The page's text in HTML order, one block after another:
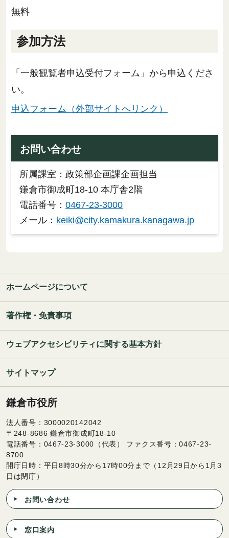
無料
参加方法
「一般観覧者申込受付フォーム」から申込くださ
い。
申込フォーム（外部サイトへリンク）
お問い合わせ
所属課室：政策部企画課企画担当
鎌倉市御成町18-10 本庁舎2階
電話番号： 0467-23-3000
メール： keiki@city.kamakura.kanagawa.jp
ホームページについて
著作権・免責事項
ウェブアクセシビリティに関する基本方針
サイトマップ
鎌倉市役所
法人番号：3000020142042
〒248-8686 鎌倉市御成町18-10
電話番号：0467-23-3000（代表） ファクス番号：0467-23-
8700
開庁日時：平日8時30分から17時00分まで（12月29日から1月3
日は閉庁）
お問い合わせ
窓口案内